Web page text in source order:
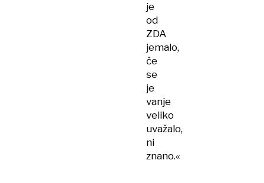
je
od
ZDA
jemalo,
če
se
je
vanje
veliko
uvažalo,
ni
znano.«